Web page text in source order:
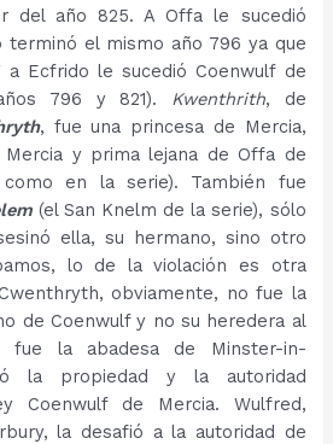
del año 825. A Offa le sucedió
terminó el mismo año 796 ya que
a Ecfrido le sucedió Coenwulf de
796 y 821).
Kwenthrith, de
, fue una princesa de Mercia,
y prima lejana de Offa de
en la serie). También fue
(el San Knelm de la serie), sólo
ella, su hermano, sino otro
lo de la violación es otra
obviamente, no fue la
de Coenwulf y no su heredera al
fue la abadesa de Minster-in-
la propiedad y la autoridad
Coenwulf de Mercia. Wulfred,
la desafió a la autoridad de